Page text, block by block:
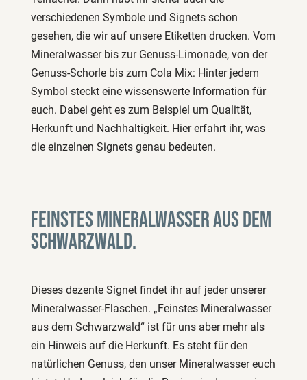
verschiedenen Symbole und Signets schon
gesehen, die wir auf unsere Etiketten drucken. Vom
Mineralwasser bis zur Genuss-Limonade, von der
Genuss-Schorle bis zum Cola Mix: Hinter jedem
Symbol steckt eine wissenswerte Information für
euch. Dabei geht es zum Beispiel um Qualität,
Herkunft und Nachhaltigkeit. Hier erfahrt ihr, was
die einzelnen Signets genau bedeuten.
Feinstes Mineralwasser aus dem
Schwarzwald.
Dieses dezente Signet findet ihr auf jeder unserer
Mineralwasser-Flaschen. „Feinstes Mineralwasser
aus dem Schwarzwald“ ist für uns aber mehr als
ein Hinweis auf die Herkunft. Es steht für den
natürlichen Genuss, den unser Mineralwasser euch